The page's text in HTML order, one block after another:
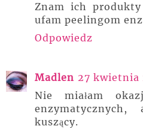
Znam ich
ufam peelingom
Odpowiedz
Madlen 27 kwietnia
Nie miałam
kuszący.